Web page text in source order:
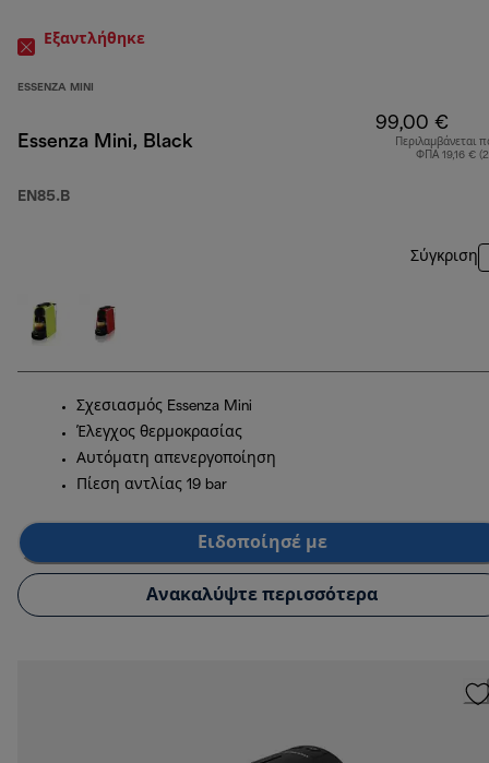
Εξαντλήθηκε
ESSENZA MINI
Essenza Mini, Black
EN85.B
99,00 €
Περιλαμβάνεται
ΦΠΑ 19,16 €
Σύγκριση
Σχεσιασμός Essenza Mini
Έλεγχος θερμοκρασίας
Αυτόματη απενεργοποίηση
Πίεση αντλίας 19 bar
Ειδοποίησέ με
Ανακαλύψτε περισσότερα